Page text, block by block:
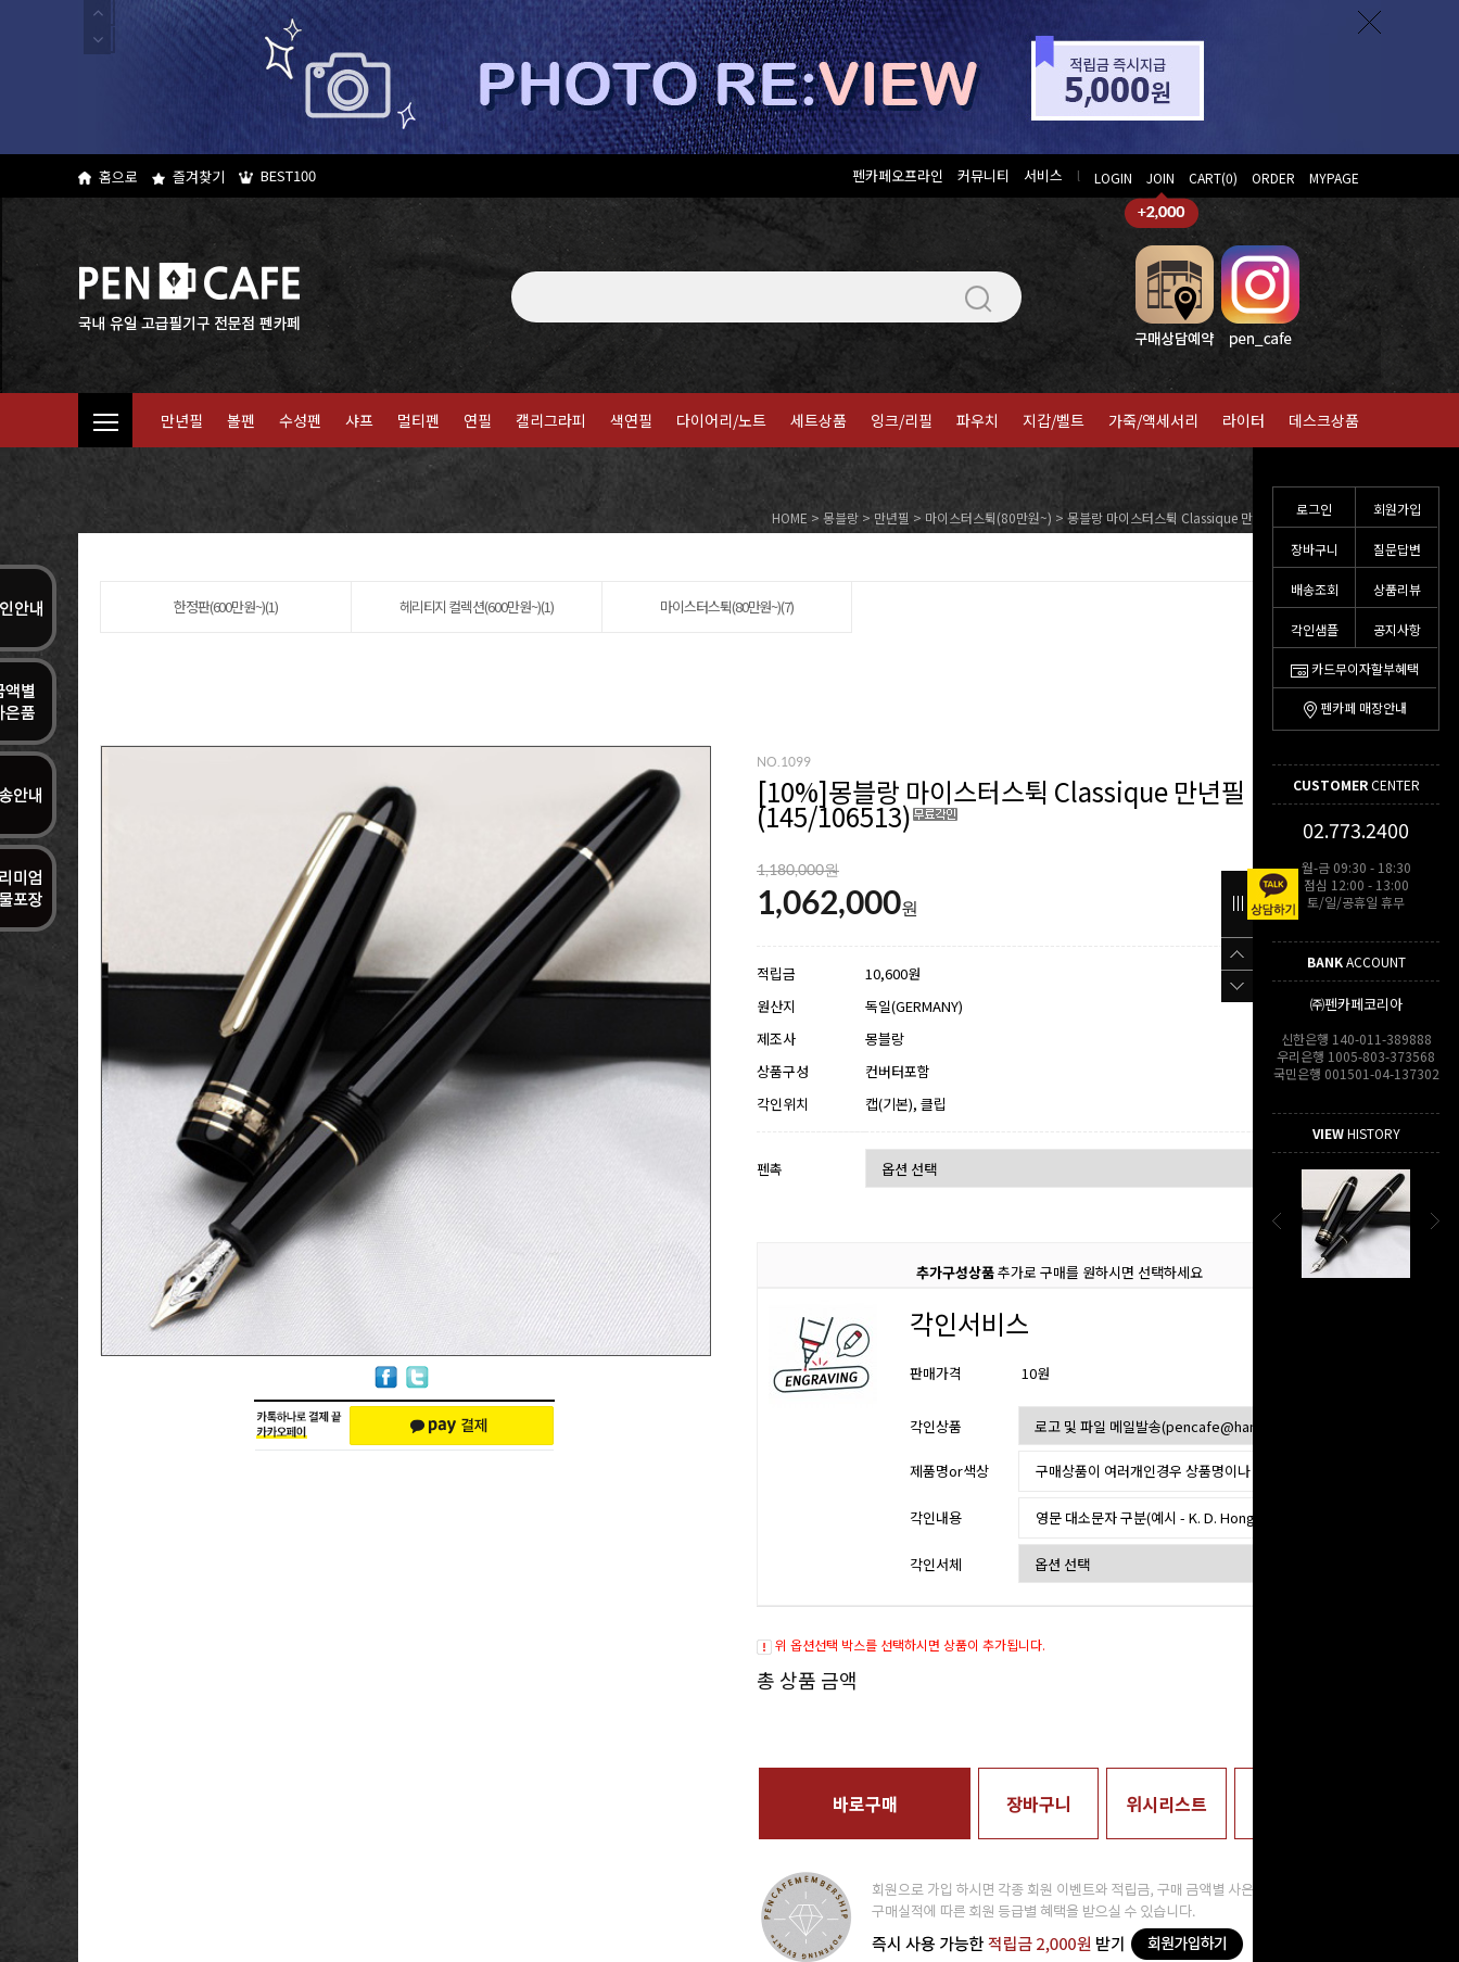
로그인 회원가입
장바구니 질문답변
배송조회 상품리뷰
각인샘플 공지사항
카드무이자할부혜택
펜카페 매장안내
CUSTOMERCENTER
02.773.2400
월-금 09:30 - 18:30
점심 12:00 - 13:00
토/일/공휴일 휴무
BANKACCOUNT
㈜펜카페코리아
신한은행 140-011-389888
우리은행 1005-803-373568
국민은행 001501-04-137302
VIEWHISTORY
홈으로 즐겨찾기 BEST100 펜카페오프라인 커뮤니티 서비스 l LOGIN JOIN CART(0) ORDER MYPAGE
만년필 볼펜 수성펜 샤프 멀티펜 연필 캘리그라피 색연필 다이어리/노트 세트상품 잉크/리필 파우치 지갑/벨트 가죽/액세서리 라이터 데스크상품
HOME > 몽블랑 > 만년필 > 마이스터스튁(80만원~) > 몽블랑 마이스터스튁 Classique 만년필(145/106513)
한정판(600만원~)(1) 헤리티지 컬렉션(600만원~)(1) 마이스터스튁(80만원~)(7)
NO.1099
[10%]몽블랑 마이스터스튁 Classique 만년필
(145/106513)
1,180,000원
1,062,000원
적립금
10,600원
원산지
독일(GERMANY)
제조사
몽블랑
상품구성
컨버터포함
각인위치
캡(기본), 클립
펜촉
추가구성상품추가로 구매를 원하시면 선택하세요
각인서비스
판매가격 10원
각인상품
제품명or색상
각인내용
각인서체
위 옵션선택 박스를 선택하시면 상품이 추가됩니다.
총 상품 금액
바로구매 장바구니 위시리스트